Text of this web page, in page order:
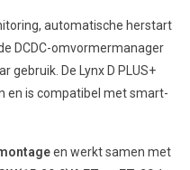
automatische herstart
DCDC-omvormermanager
gebruik. De Lynx D PLUS+
en is compatibel met smart-
en werkt samen met